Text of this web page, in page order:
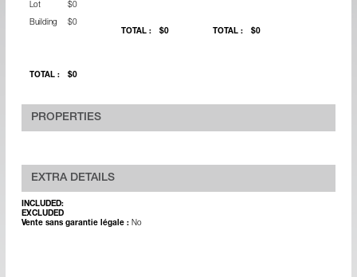
Lot $0
Building $0
TOTAL : $0
TOTAL : $0 TOTAL : $0
PROPERTIES
EXTRA DETAILS
INCLUDED:
EXCLUDED
Vente sans garantie légale :No